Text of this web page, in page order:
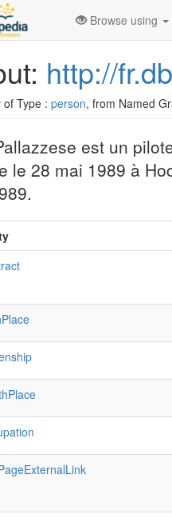
Browse using
http://
of Type : person, from Named
est un
le 28 mai 1989 à